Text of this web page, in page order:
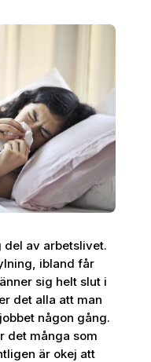
del av arbetslivet.
ibland får
sig helt slut i
det alla att man
någon gång.
det många som
är okej att